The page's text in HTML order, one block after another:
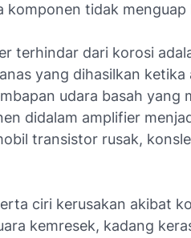
komponen tidak menguap
terhindar dari korosi
yang dihasilkan ketika
udara basah yang
didalam amplifier
transistor rusak,
ciri kerusakan akibat
kemresek, kadang